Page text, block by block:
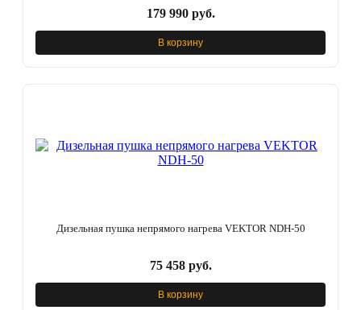
179 990 руб.
В корзину
Дизельная пушка непрямого нагрева VEKTOR NDH-50
75 458 руб.
В корзину